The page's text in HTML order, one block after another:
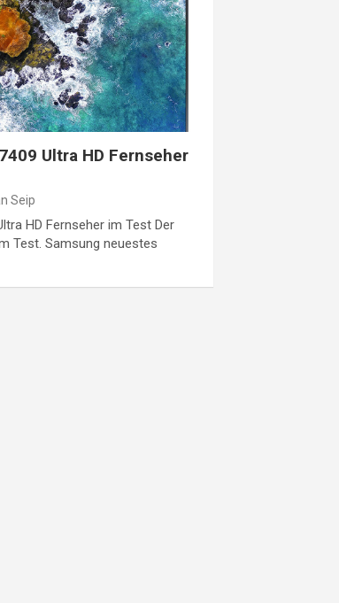
Ultra HD Fernseher
Seip
HD Fernseher im Test Der
Test. Samsung neuestes